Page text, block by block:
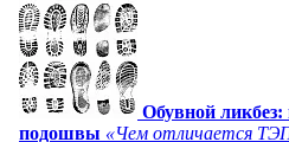
Обувной ликбез:
подошвы «Чем отличается